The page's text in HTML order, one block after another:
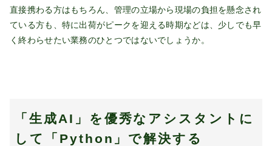
直接携わる方はもちろん、管理の立場から現場の負担を懸念され
ている方も、特に出荷がピークを迎える時期などは、少しでも早
く終わらせたい業務のひとつではないでしょうか。
「生成AI」を優秀なアシスタントに
して「Python」で解決する